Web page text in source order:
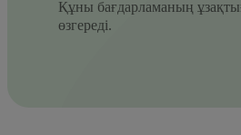
Құны бағдарламаның
өзгереді.